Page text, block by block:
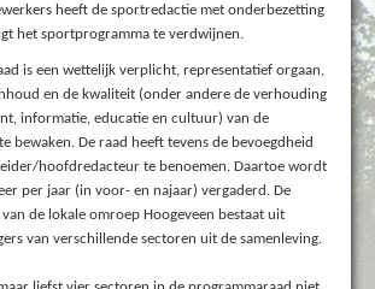
heeft de sportredactie met onderbezetting
het sportprogramma te verdwijnen.
is een wettelijk verplicht, representatief orgaan,
en de kwaliteit (onder andere de verhouding
informatie, educatie en cultuur) van de
bewaken. De raad heeft tevens de bevoegdheid
hoofdredacteur te benoemen. Daartoe wordt
per jaar (in voor- en najaar) vergaderd. De
de lokale omroep Hoogeveen bestaat uit
van verschillende sectoren uit de samenleving.